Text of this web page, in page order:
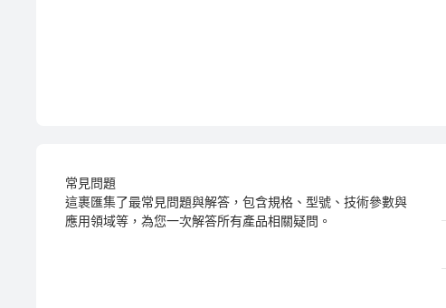
常見問題
這裹匯集了最常見問題與解答，包含規格、型號、技術參數與
應用領域等，為您一次解答所有產品相關疑問。